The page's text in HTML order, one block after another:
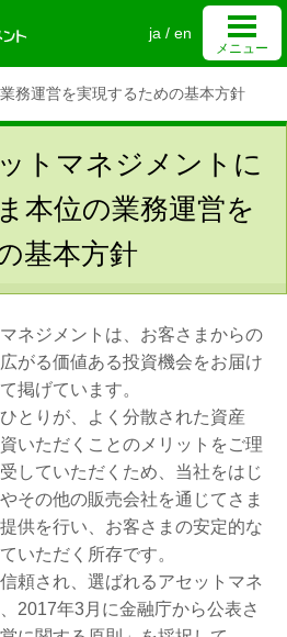
ja / en
メニュー
ジメントについて
サイトマップ
サイトのご利用について
務運営を実現するための基本方針
トマネジメントに
本位の業務運営を
基本方針
ネジメントは、お客さまからの
がる価値ある投資機会をお届け
掲げています。
とりが、よく分散された資産
いただくことのメリットをご理
していただくため、当社をはじ
その他の販売会社を通じてさま
供を行い、お客さまの安定的な
いただく所存です。
頼され、選ばれるアセットマネ
2017年3月に金融庁から公表さ